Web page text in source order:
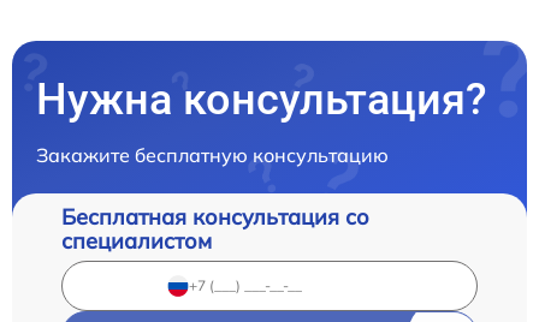
Нужна консультация?
Закажите бесплатную консультацию
Бесплатная консультация со
специалистом